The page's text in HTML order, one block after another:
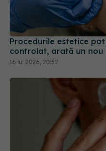
Procedurile estetice pot
controlat, arată un nou
16 iul 2026, 20:52